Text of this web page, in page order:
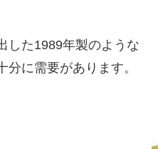
した1989年製のような
に需要があります。